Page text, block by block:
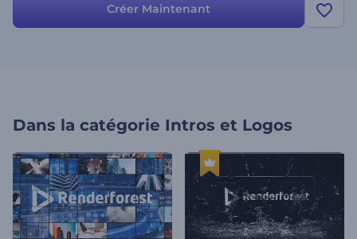
Créer Maintenant
Dans la catégorie Intros et Logos